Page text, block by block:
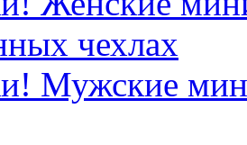
чехлах
Мужские